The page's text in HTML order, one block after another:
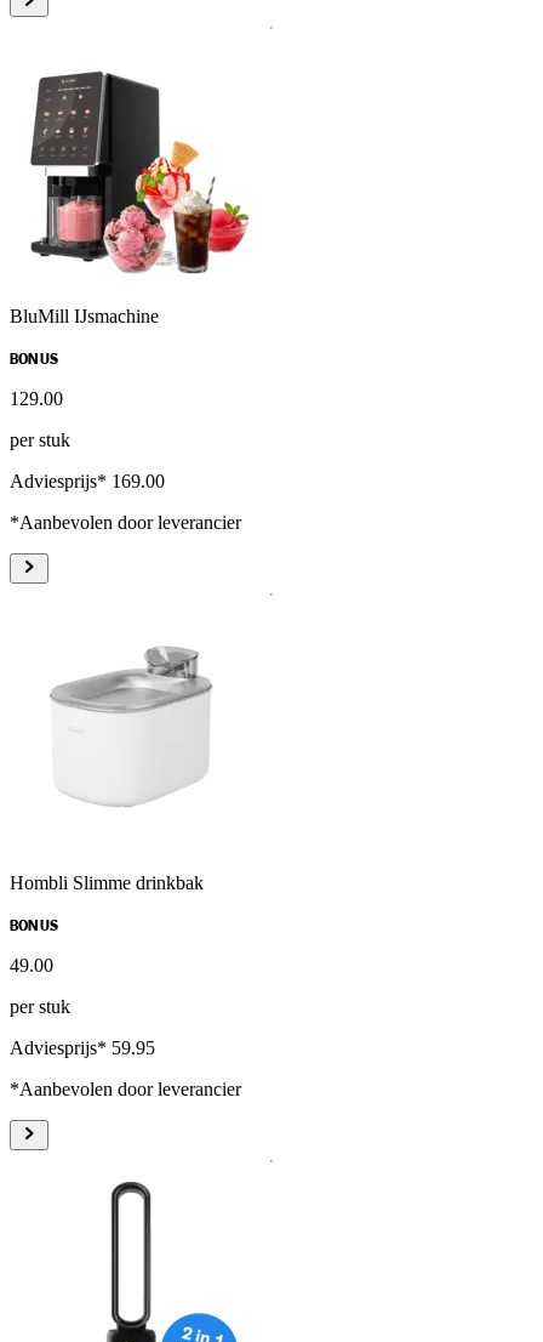
BluMill IJsmachine
BONUS
129.00
per stuk
Adviesprijs* 169.00
*Aanbevolen door leverancier
Hombli Slimme drinkbak
BONUS
49.00
per stuk
Adviesprijs* 59.95
*Aanbevolen door leverancier